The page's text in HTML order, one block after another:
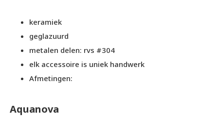
keramiek
geglazuurd
metalen delen: rvs #304
elk accessoire is uniek handwerk
Afmetingen:
Aquanova